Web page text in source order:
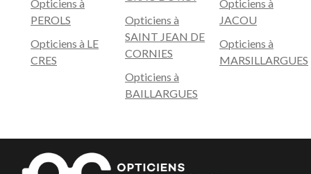
Trouver l’opticien adapté à votre budget
Le but des Opticiens Par Conviction n’est pas de vous
vendre des lunettes, mais de répondre en priorité à
votre besoin de santé. Ils vous garantissent une
transparence des prix, en vous proposant les produits
Opticiens à
PEROLS
Opticiens à LE
CRES
Opticiens à
SAINT JEAN DE
CORNIES
Opticiens à
BAILLARGUES
Opticiens à
JACOU
Opticiens à
MARSILLARGUES